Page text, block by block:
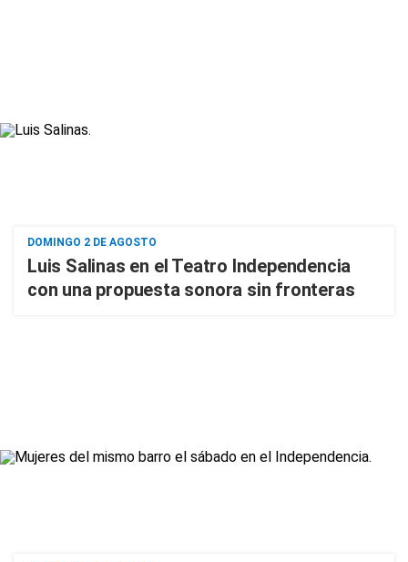
DOMINGO 2 DE AGOSTO
Luis Salinas en el Teatro Independencia
con una propuesta sonora sin fronteras